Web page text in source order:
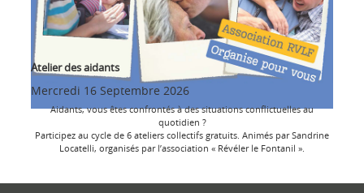
Atelier des aidants
Mercredi 16 Septembre 2026
Aidants, vous êtes confrontés à des situations conflictuelles au
quotidien ?
Participez au cycle de 6 ateliers collectifs gratuits. Animés par Sandrine
Locatelli, organisés par l’association « Révéler le Fontanil ».